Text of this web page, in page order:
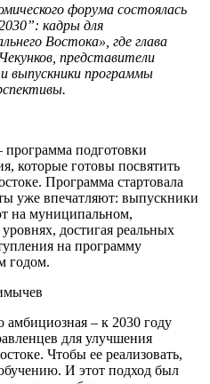
форума состоялась
кадры для
Востока», где глава
представители
выпускники программы
подготовки
которые готовы посвятить
Программа стартовала
уже впечатляют: выпускники
на муниципальном,
достигая реальных
на программу
годом.
– к 2030 году
для улучшения
Чтобы ее реализовать,
И этот подход был